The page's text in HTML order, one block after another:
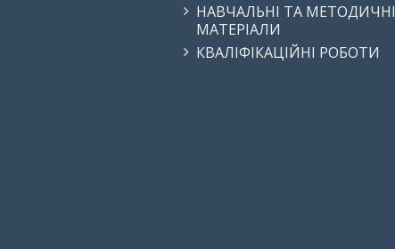
НАВЧАЛЬНІ ТА МЕТОДИЧНІ
МАТЕРІАЛИ
КВАЛІФІКАЦІЙНІ РОБОТИ